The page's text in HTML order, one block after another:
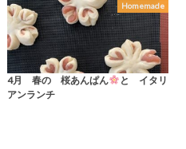
Homemade
4月 春の 桜あんぱん
と イタリ
アンランチ